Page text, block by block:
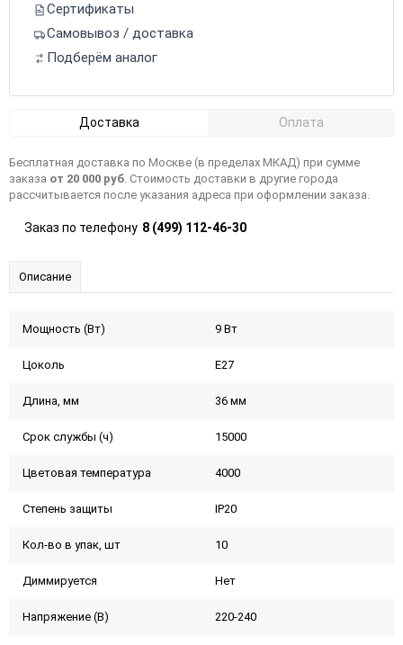
Сертификаты
Самовывоз / доставка
Подберём аналог
Доставка Оплата
Бесплатная доставка по Москве (в пределах МКАД) при сумме
заказа от 20 000 руб. Стоимость доставки в другие города
рассчитывается после указания адреса при оформлении заказа.
Заказ по телефону 8 (499) 112-46-30
Описание
Мощность (Вт) 9 Вт
Цоколь E27
Длина, мм 36 мм
Срок службы (ч) 15000
Цветовая температура 4000
Степень защиты IP20
Кол-во в упак, шт 10
Диммируется Нет
Напряжение (В) 220-240